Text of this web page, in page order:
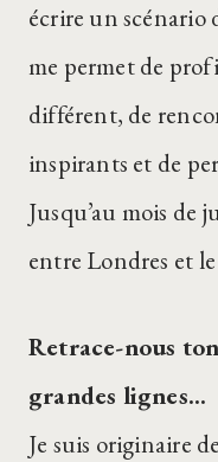
écrire un scénario
me permet de
différent, de
inspirants et de
Jusqu’au mois de
entre Londres et
Retrace-nous
grandes lignes…
Je suis originaire